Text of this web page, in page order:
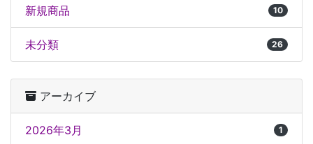
新規商品 10
未分類 26
アーカイブ
2026年3月 1